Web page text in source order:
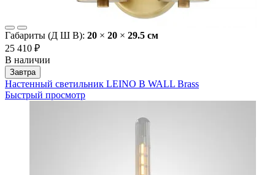
Габариты (Д Ш В): 20 × 20 × 29.5 cм
25 410 ₽
В наличии
Завтра
Настенный светильник LEINO B WALL Brass
Быстрый просмотр